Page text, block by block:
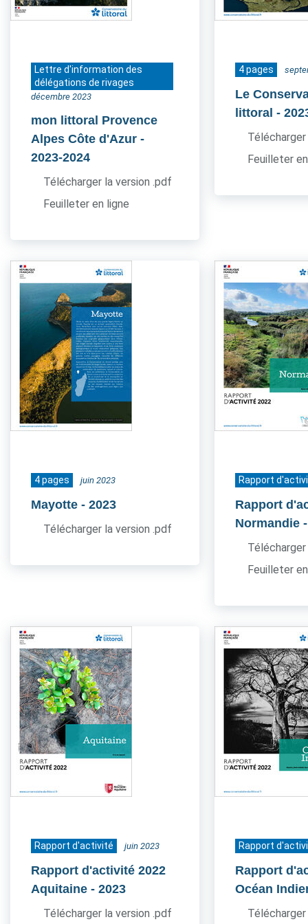
Lettre d'information des
délégations de rivages
décembre 2023
mon littoral Provence
Alpes Côte d'Azur -
2023-2024
Télécharger la version .pdf
Feuilleter en ligne
4 pages
Le
littoral-
Feuilleter
4 pages juin 2023
Mayotte - 2023
Télécharger la version .pdf
Rapport
Rapport
Normandie
Feuilleter
Rapport d'activité juin 2023
Rapport d'activité 2022
Aquitaine - 2023
Télécharger la version .pdf
Rapport
Rapport
Océan